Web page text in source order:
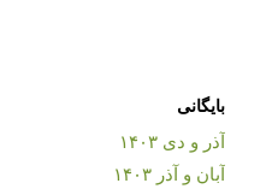
بایگانی
آذر و دی ۱۴۰۳
آبان و آذر ۱۴۰۳